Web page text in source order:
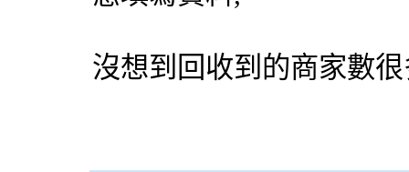
沒想到回收到的商家數